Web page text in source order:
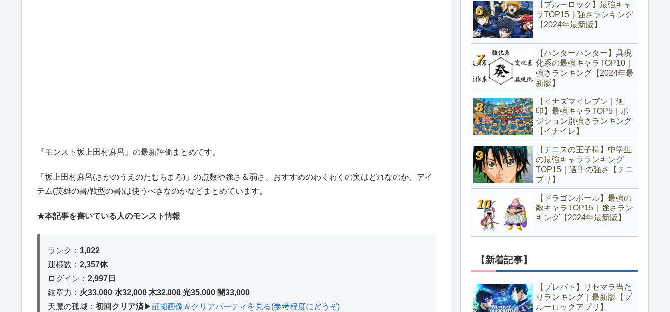
『モンスト坂上田村麻呂』の最新評価まとめです。
「坂上田村麻呂(さかのうえのたむらまろ) 」の点数や強さ＆弱さ、おすすめのわくわくの実はどれなのか、アイ
テム(英雄の書/戦型の書)は使うべきなのかなどまとめています。
★本記事を書いている人のモンスト情報
ランク： 1,022
運極数： 2,357体
ログイン： 2,997日
紋章力： 火33,000 水32,000 木32,000 光35,000 闇33,000
天魔の孤城： 初回クリア済▶︎証拠画像＆クリアパーティを見る(参考程度にどうぞ)
【ブルーロック】最強キャ
ラTOP15｜強さランキング
【2024年最新版】
【ハンターハンター】具現
化系の最強キャラTOP10｜
強さランキング【2024年最
新版】
【イナズマイレブン｜無
印】最強キャラTOP5｜ポ
ジション別強さランキング
【イナイレ】
【テニスの王子様】中学生
の最強キャラランキング
TOP15｜選手の強さ【テニ
プリ】
【ドラゴンボール】最強の
敵キャラTOP15｜強さラン
キング【2024年最新版】
【新着記事】
【ブレバト】リセマラ当た
りランキング｜最新版【ブ
ルーロックアプリ】